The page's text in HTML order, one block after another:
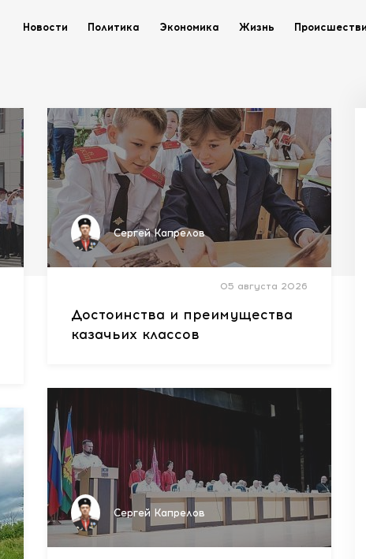
Новости Политика Экономика Жизнь
Сергей Капрелов
05 августа 2026
Достоинства и преимущества
казачьих классов
Сергей Капрелов